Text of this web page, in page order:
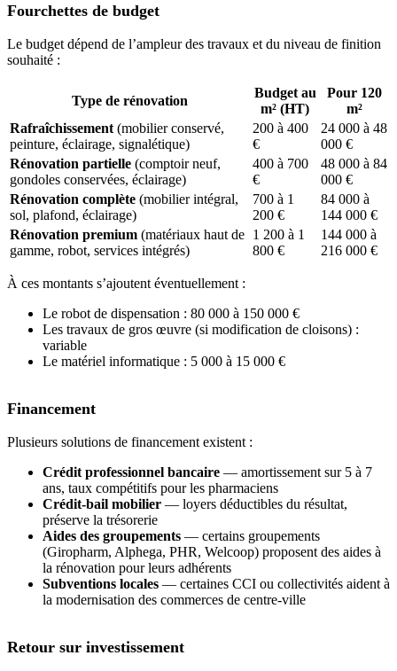
Fourchettes de budget
Le budget dépend de l’ampleur des travaux et du niveau de finition
souhaité :
Type de rénovation
Budget au
m² (HT)
Pour 120
m²
Rafraîchissement (mobilier conservé,
peinture, éclairage, signalétique)
200 à 400
€
24 000 à 48
000 €
Rénovation partielle (comptoir neuf,
gondoles conservées, éclairage)
400 à 700
€
48 000 à 84
000 €
Rénovation complète (mobilier intégral,
sol, plafond, éclairage)
700 à 1
200 €
84 000 à
144 000 €
Rénovation premium (matériaux haut de
gamme, robot, services intégrés)
1 200 à 1
800 €
144 000 à
216 000 €
À ces montants s’ajoutent éventuellement :
Le robot de dispensation : 80 000 à 150 000 €
Les travaux de gros œuvre (si modification de cloisons) :
variable
Le matériel informatique : 5 000 à 15 000 €
Financement
Plusieurs solutions de financement existent :
Crédit professionnel bancaire — amortissement sur 5 à 7
ans, taux compétitifs pour les pharmaciens
Crédit-bail mobilier — loyers déductibles du résultat,
préserve la trésorerie
Aides des groupements — certains groupements
(Giropharm, Alphega, PHR, Welcoop) proposent des aides à
la rénovation pour leurs adhérents
Subventions locales — certaines CCI ou collectivités aident à
la modernisation des commerces de centre-ville
Retour sur investissement